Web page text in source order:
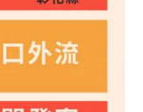
有公民參與的國
11月底完成全縣
2022）年12月在
間團體「救璞玉